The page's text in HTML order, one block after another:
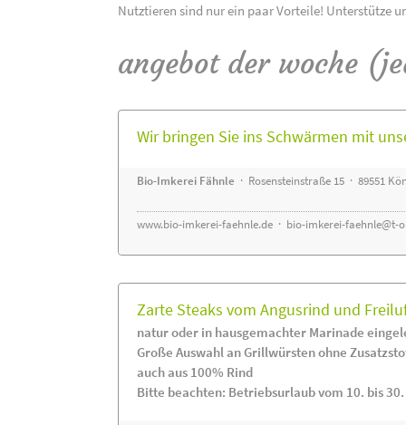
Nutztieren sind nur ein paar Vorteile! Unterstütze
angebot der woche
Wir bringen Sie ins Schwärmen mit
Bio-Imkerei Fähnle · Rosensteinstraße 15 · 89551
www.bio-imkerei-faehnle.de · bio-imkerei-faehnle@t-
Zarte Steaks vom Angusrind und
natur oder in hausgemachter Marinade
Große Auswahl an Grillwürsten ohne
auch aus 100% Rind
Bitte beachten: Betriebsurlaub vom 10. bis